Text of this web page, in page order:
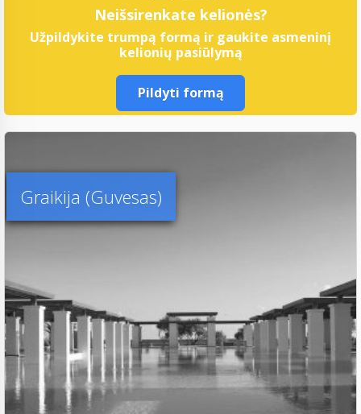
Neišsirenkate kelionės?
Užpildykite trumpą formą ir gaukite asmeninį
kelionių pasiūlymą
Pildyti formą
Graikija (Guvesas)